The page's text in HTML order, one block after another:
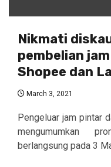
Nikmati
pembelian
Shopee dan
March 3, 2021
Pengeluar jam pintar
mengumumkan
berlangsung pada 3